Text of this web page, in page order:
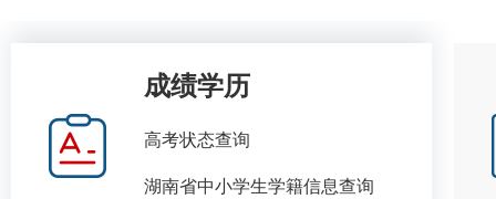
成绩学历
高考状态查询
湖南省中小学生学籍信息查询